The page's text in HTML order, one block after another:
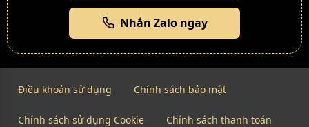
Nhắn Zalo ngay
Điều khoản sử dụng Chính sách bảo mật
Chính sách sử dụng Cookie Chính sách thanh toán